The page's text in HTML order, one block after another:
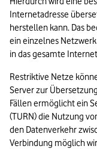
Internetadresse
herstellen kann. Das
ein einzelnes
in das gesamte
Restriktive Netze
Server zur
Fällen ermöglicht ein
(TURN) die Nutzung
den Datenverkehr
Verbindung möglich